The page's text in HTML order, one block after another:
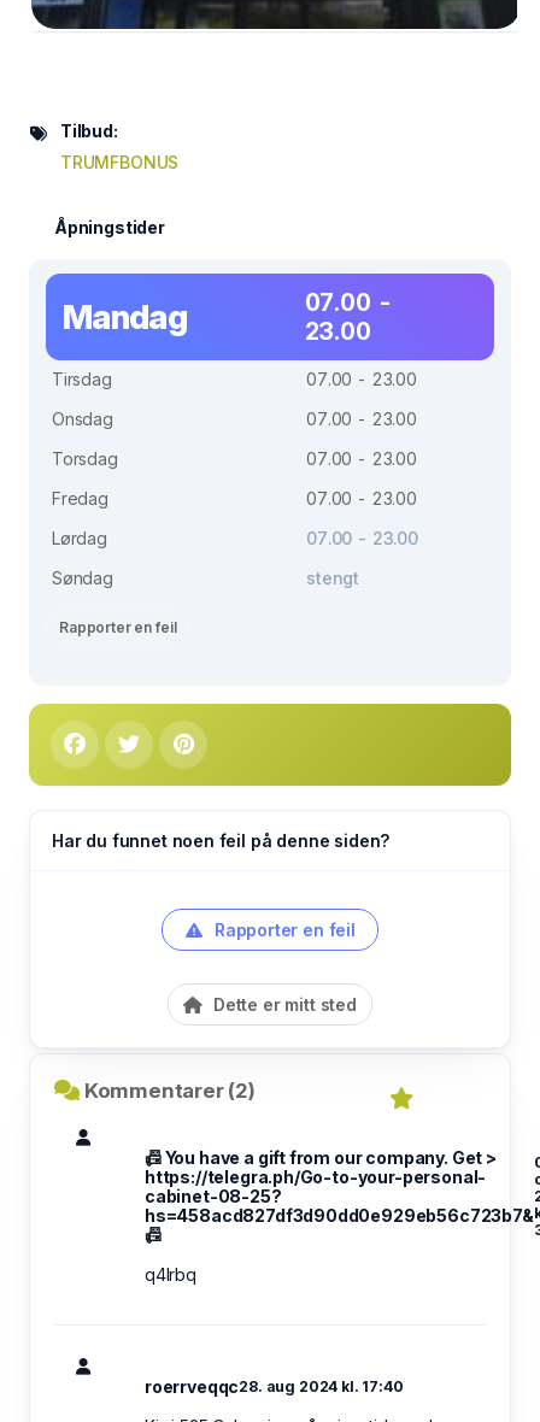
Tilbud:
TRUMFBONUS
Åpningstider
Mandag
07.00 -
23.00
Tirsdag
07.00 - 23.00
Onsdag
07.00 - 23.00
Torsdag
07.00 - 23.00
Fredag
07.00 - 23.00
Lørdag
07.00 - 23.00
Søndag
stengt
Rapporter en feil
Har du funnet noen feil på denne siden?
Rapporter en feil
Dette er mitt sted
Kommentarer (2)
📠 You have a gift from our company. Get >
https://telegra.ph/Go-to-your-personal-
cabinet-08-25?
hs=458acd827df3d90dd0e929eb56c723b7&
📠
q4lrbq
roerrveqqc28. aug 2024 kl. 17:40